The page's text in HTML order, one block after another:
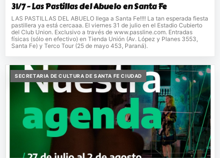
31/7 - Las Pastillas del Abuelo en Santa Fe
LAS PASTILLAS DEL ABUELO llega a Santa Fe!!!! La tan esperada fiesta
pastillera ya está cercaaa. El viernes 31 de julio en el Estadio Cubierto
del Club Union. Exclusivo a través de www.passline.com. Entradas
físicas (sólo en efectivo) en Tienda Unión (Av. López y Planes 3553,
Santa Fe) y Terco Tour (25 de mayo 453, Paraná).
SECRETARIA DE CULTURA DE SANTA FE CIUDAD